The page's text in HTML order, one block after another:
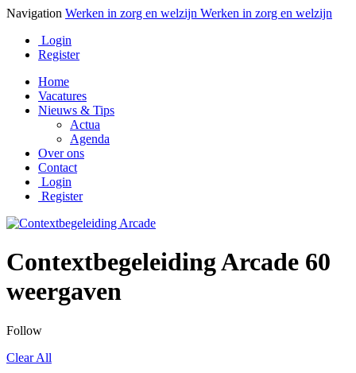
Navigation Werken in zorg en welzijn Werken in zorg en welzijn
Login
Register
Home
Vacatures
Nieuws & Tips
Actua
Agenda
Over ons
Contact
Login
Register
Contextbegeleiding Arcade 60
weergaven
Follow
Clear All